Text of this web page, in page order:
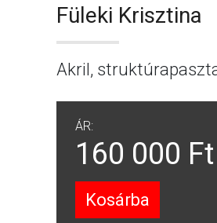
Füleki Krisztina
Akril,
ÁR:
160 000 Ft
Kosárba